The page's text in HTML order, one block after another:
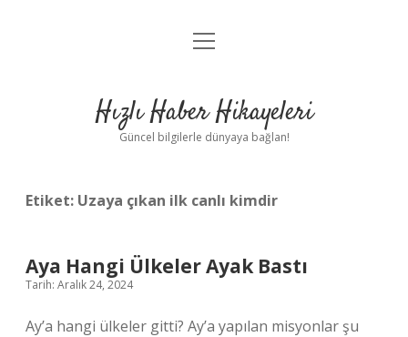
Anasayfa
Yasal Uyarı
menüyü
Hızlı Haber Hikayeleri
Güncel bilgilerle dünyaya bağlan!
Etiket: Uzaya çıkan ilk canlı kimdir
Aya Hangi Ülkeler Ayak Bastı
Tarih: Aralık 24, 2024
Ay’a hangi ülkeler gitti? Ay’a yapılan misyonlar şu